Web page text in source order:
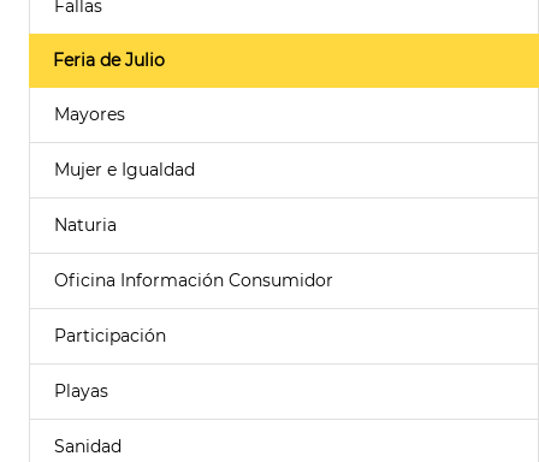
Fallas
Feria de Julio
Mayores
Mujer e Igualdad
Naturia
Oficina Información Consumidor
Participación
Playas
Sanidad